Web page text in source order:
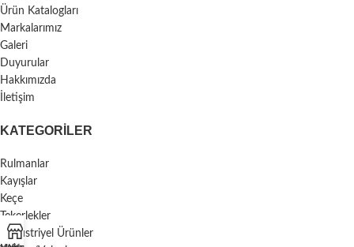
Ürün Katalogları
Markalarımız
Galeri
Duyurular
Hakkımızda
İletişim
KATEGORILER
Rulmanlar
Kayışlar
Keçe
Tekerlekler
Endüstriyel Ürünler